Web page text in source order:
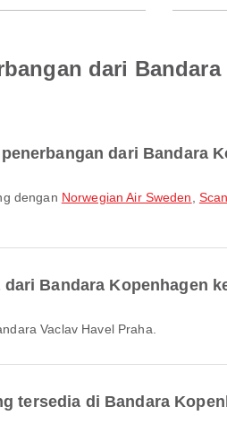
dari
dari Bandara
dengan Norwegian Air Sweden
Bandara Kopenhagen
Vaclav Havel Praha.
tersedia di Bandara